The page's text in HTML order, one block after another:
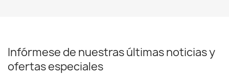
Infórmese de nuestras últimas noticias y
ofertas especiales